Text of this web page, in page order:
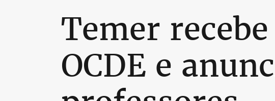
Temer
OCDE e